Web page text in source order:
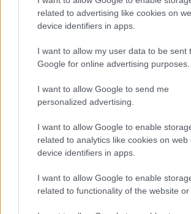
related to advertising like cookies on
device identifiers in apps.
I want to allow my user data to be sent
Google for online advertising purposes.
I want to allow Google to send me
personalized advertising.
I want to allow Google to enable
related to analytics like cookies on web
device identifiers in apps.
I want to allow Google to enable
related to functionality of the website or
Descubre cómo Pía Quintana hace de
accesible y delicioso
MÁS LEÍDOS
Famosos apoyan a la selección
Davivienda Restaurant Tour 2026: Una